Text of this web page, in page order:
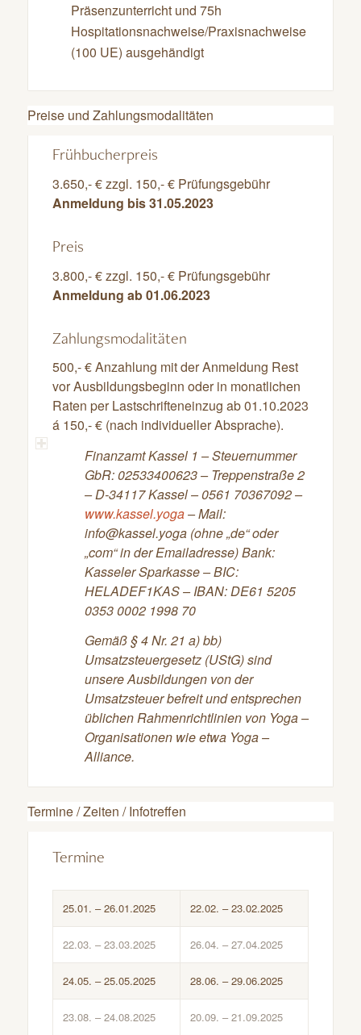
Präsenzunterricht und 75h
Hospitationsnachweise/Praxisnachweise
(100 UE) ausgehändigt
Preise und Zahlungsmodalitäten
Frühbucherpreis
3.650,- € zzgl. 150,- € Prüfungsgebühr
Anmeldung bis 31.05.2023
Preis
3.800,- € zzgl. 150,- € Prüfungsgebühr
Anmeldung ab 01.06.2023
Zahlungsmodalitäten
500,- € Anzahlung mit der Anmeldung Rest
vor Ausbildungsbeginn oder in monatlichen
Raten per Lastschrifteneinzug ab 01.10.2023
á 150,- € (nach individueller Absprache).
Finanzamt Kassel 1 – Steuernummer
GbR: 02533400623 – Treppenstraße 2
– D-34117 Kassel – 0561 70367092 –
www.kassel.yoga– Mail:
info@kassel.yoga (ohne „de“ oder
„com“ in der Emailadresse) Bank:
Kasseler Sparkasse – BIC:
HELADEF1KAS – IBAN: DE61 5205
0353 0002 1998 70
Gemäß § 4 Nr. 21 a) bb)
Umsatzsteuergesetz (UStG) sind
unsere Ausbildungen von der
Umsatzsteuer befreit und entsprechen
üblichen Rahmenrichtlinien von Yoga –
Organisationen wie etwa Yoga –
Alliance.
Termine / Zeiten / Infotreffen
Termine
25.01. – 26.01.2025 22.02. – 23.02.2025
22.03. – 23.03.2025 26.04. – 27.04.2025
24.05. – 25.05.2025 28.06. – 29.06.2025
23.08. – 24.08.2025 20.09. – 21.09.2025